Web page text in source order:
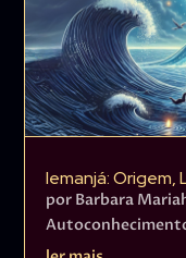
Iemanjá:
por Barbara